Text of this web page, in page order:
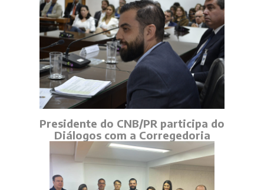
Presidente do CNB/PR participa do
Diálogos com a Corregedoria